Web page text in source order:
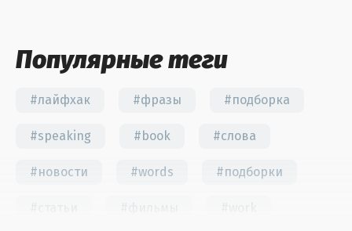
Популярные теги
#лайфхак #фразы #подборка
#speaking #book #слова
#новости #words #подборки